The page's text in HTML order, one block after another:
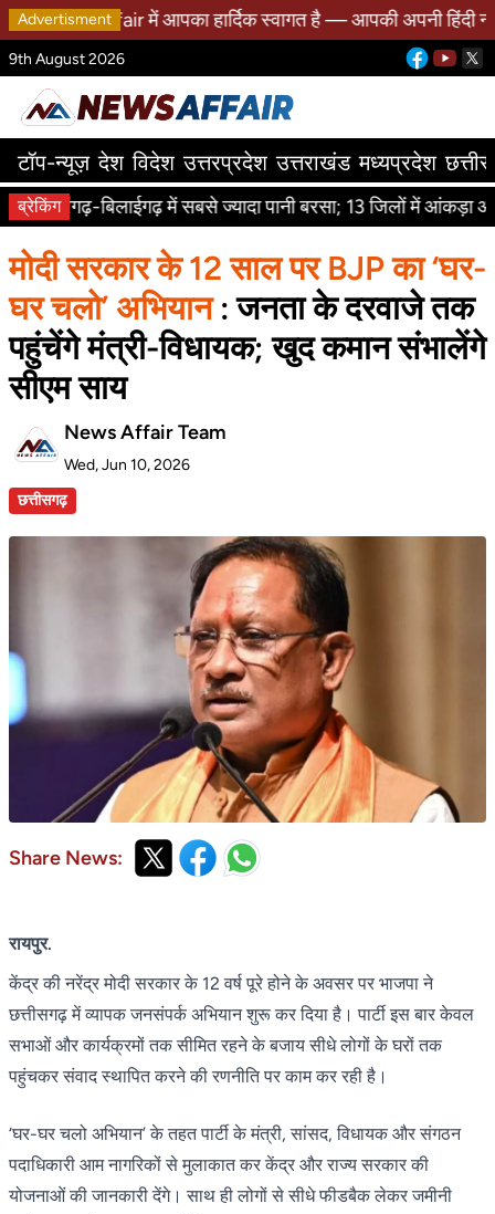
Advertisment
Affair में आपका हार्दिक स्वागत है — आपकी अपनी हिंदी न्यूज़
9th August 2026
टॉप-न्यूज़ देश विदेश उत्तरप्रदेश उत्तराखंड मध्यप्रदेश
ब्रेकिंगबिलाईगढ़ में सबसे ज्यादा पानी बरसा; 13 जिलों में आंकड़ा औसत से
मोदी सरकार के 12 साल पर BJP का ‘घर-
घर चलो’ अभियान: जनता के दरवाजे तक
पहुंचेंगे मंत्री-विधायक; खुद कमान संभालेंगे
सीएम साय
News Affair Team
Wed, Jun 10, 2026
छत्तीसगढ़
Share News:
रायपुर.
केंद्र की नरेंद्र मोदी सरकार के 12 वर्ष पूरे होने के अवसर पर भाजपा ने
छत्तीसगढ़ में व्यापक जनसंपर्क अभियान शुरू कर दिया है। पार्टी इस बार केवल
सभाओं और कार्यक्रमों तक सीमित रहने के बजाय सीधे लोगों के घरों तक
पहुंचकर संवाद स्थापित करने की रणनीति पर काम कर रही है।
‘घर-घर चलो अभियान’ के तहत पार्टी के मंत्री, सांसद, विधायक और संगठन
पदाधिकारी आम नागरिकों से मुलाकात कर केंद्र और राज्य सरकार की
योजनाओं की जानकारी देंगे। साथ ही लोगों से सीधे फीडबैक लेकर जमीनी